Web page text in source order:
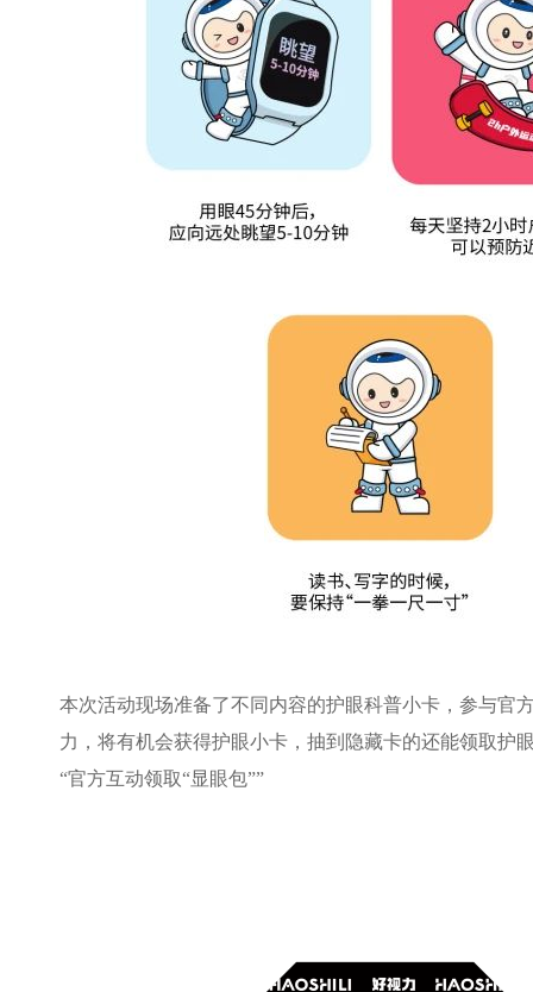
本次活动现场准备了不同内容的护眼科普小卡，参与官
力，将有机会获得护眼小卡，抽到隐藏卡的还能领取护
“官方互动领取“显眼包””